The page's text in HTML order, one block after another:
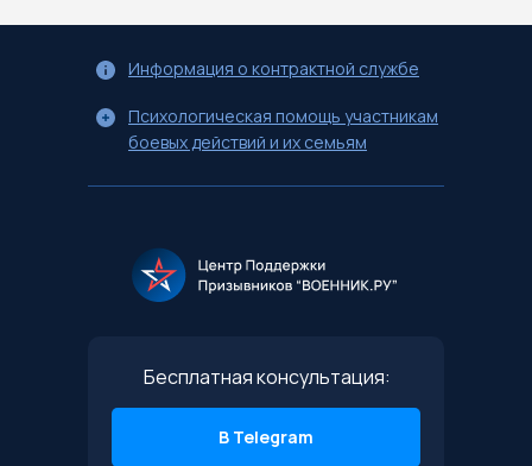
Бесплатная консультация:
В Telegram
Информация о контрактной службе
Психологическая помощь участникам
боевых действий и их семьям